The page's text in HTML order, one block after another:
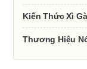
Kiến Thức Xì
Thương Hiệu